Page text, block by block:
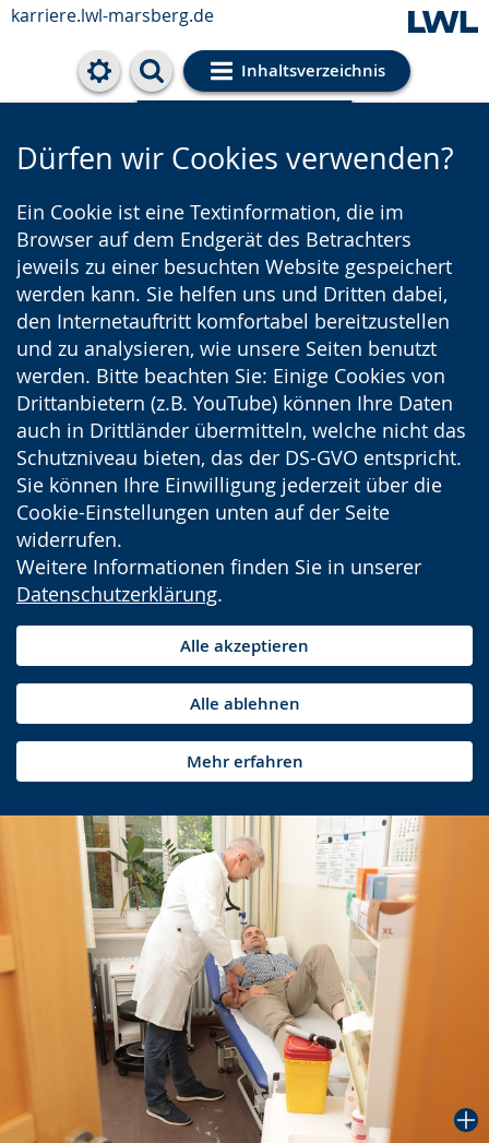
karriere.lwl-marsberg.de
Inhaltsverzeichnis
Cookie-Einstellungen
Dürfen wir Cookies verwenden?
Ein Cookie ist eine Textinformation, die im
Browser auf dem Endgerät des Betrachters
jeweils zu einer besuchten Website gespeichert
werden kann. Sie helfen uns und Dritten dabei,
den Internetauftritt komfortabel bereitzustellen
und zu analysieren, wie unsere Seiten benutzt
werden. Bitte beachten Sie: Einige Cookies von
Drittanbietern (z.B. YouTube) können Ihre Daten
auch in Drittländer übermitteln, welche nicht das
Schutzniveau bieten, das der DS-GVO entspricht.
Sie können Ihre Einwilligung jederzeit über die
Cookie-Einstellungen unten auf der Seite
widerrufen.
Weitere Informationen finden Sie in unserer
Datenschutzerklärung.
Alle akzeptieren
Alle ablehnen
Mehr erfahren